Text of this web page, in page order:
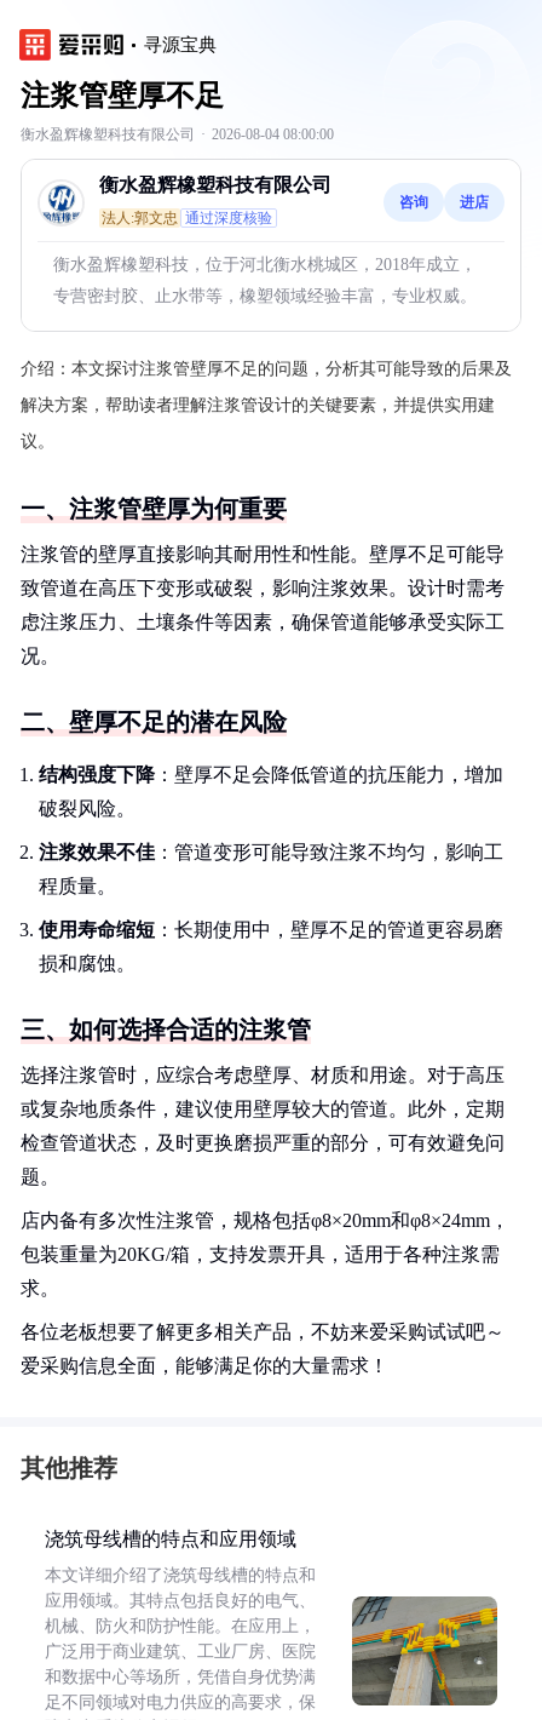
寻源宝典
注浆管壁厚不足
衡水盈辉橡塑科技有限公司 · 2026-08-04 08:00:00
衡水盈辉橡塑科技有限公司
法人:郭文忠 通过深度核验
咨询 进店
衡水盈辉橡塑科技，位于河北衡水桃城区，2018年成立，
专营密封胶、止水带等，橡塑领域经验丰富，专业权威。
介绍： 本文探讨注浆管壁厚不足的问题，分析其可能导致的后果及
解决方案，帮助读者理解注浆管设计的关键要素，并提供实用建
议。
一、注浆管壁厚为何重要
注浆管的壁厚直接影响其耐用性和性能。壁厚不足可能导
致管道在高压下变形或破裂，影响注浆效果。设计时需考
虑注浆压力、土壤条件等因素，确保管道能够承受实际工
况。
二、壁厚不足的潜在风险
结构强度下降：壁厚不足会降低管道的抗压能力，增加
破裂风险。
注浆效果不佳 ：管道变形可能导致注浆不均匀，影响工
程质量。
使用寿命缩短 ：长期使用中，壁厚不足的管道更容易磨
损和腐蚀。
三、如何选择合适的注浆管
选择注浆管时，应综合考虑壁厚、材质和用途。对于高压
或复杂地质条件，建议使用壁厚较大的管道。此外，定期
检查管道状态，及时更换磨损严重的部分，可有效避免问
题。
店内备有多次性注浆管，规格包括φ8×20mm和φ8×24mm，
包装重量为20KG/箱，支持发票开具，适用于各种注浆需
求。
各位老板想要了解更多相关产品，不妨来爱采购试试吧～
爱采购信息全面，能够满足你的大量需求！
其他推荐
浇筑母线槽的特点和应用领域
本文详细介绍了浇筑母线槽的特点和
应用领域。其特点包括良好的电气、
机械、防火和防护性能。在应用上，
广泛用于商业建筑、工业厂房、医院
和数据中心等场所，凭借自身优势满
足不同领域对电力供应的高要求，保